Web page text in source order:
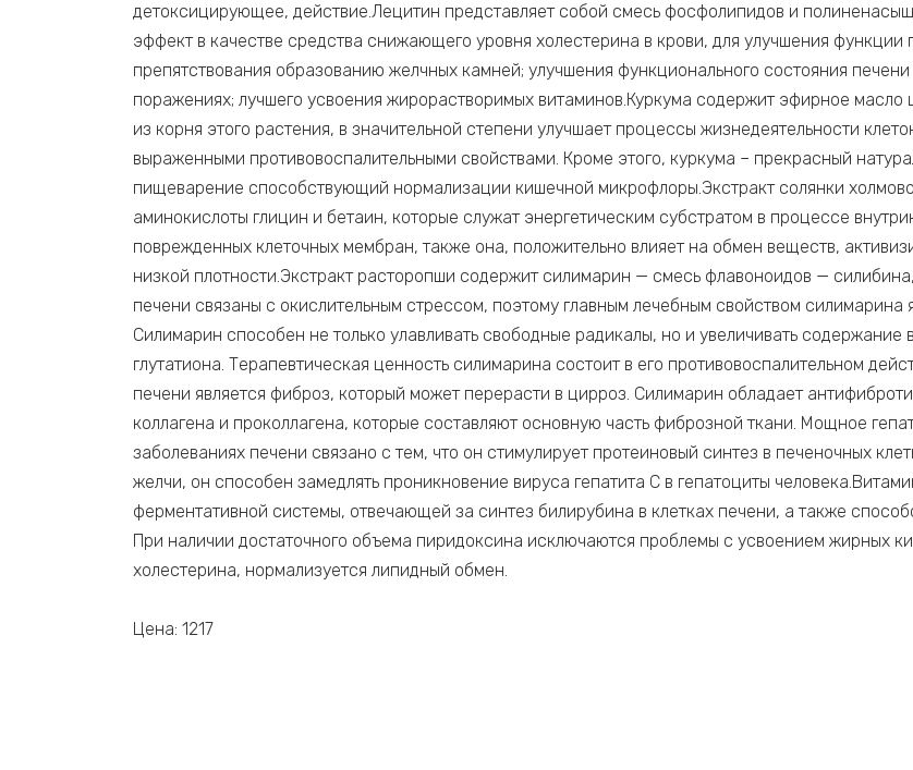
детоксицирующее, действие.Лецитин представляет собой смесь фосфолипидов и
эффект в качестве средства снижающего уровня холестерина в крови, для улучшения функции
препятствования образованию желчных камней; улучшения функционального состояния
поражениях; лучшего усвоения жирорастворимых витаминов.Куркума содержит эфирное
из корня этого растения, в значительной степени улучшает процессы жизнедеятельности
выраженными противовоспалительными свойствами. Кроме этого, куркума – прекрасный
пищеварение способствующий нормализации кишечной микрофлоры.Экстракт солянки
аминокислоты глицин и бетаин, которые служат энергетическим субстратом в процессе
поврежденных клеточных мембран, также она, положительно влияет на обмен веществ,
низкой плотности.Экстракт расторопши содержит силимарин — смесь флавоноидов —
печени связаны с окислительным стрессом, поэтому главным лечебным свойством силимарина
Силимарин способен не только улавливать свободные радикалы, но и увеличивать содержание
глутатиона. Терапевтическая ценность силимарина состоит в его противовоспалительном
печени является фиброз, который может перерасти в цирроз. Силимарин обладает
коллагена и проколлагена, которые составляют основную часть фиброзной ткани. Мощное
заболеваниях печени связано с тем, что он стимулирует протеиновый синтез в печеночных
желчи, он способен замедлять проникновение вируса гепатита С в гепатоциты
ферментативной системы, отвечающей за синтез билирубина в клетках печени, а также
При наличии достаточного объема пиридоксина исключаются проблемы с усвоением жирных
холестерина, нормализуется липидный обмен.
Цена: 1217